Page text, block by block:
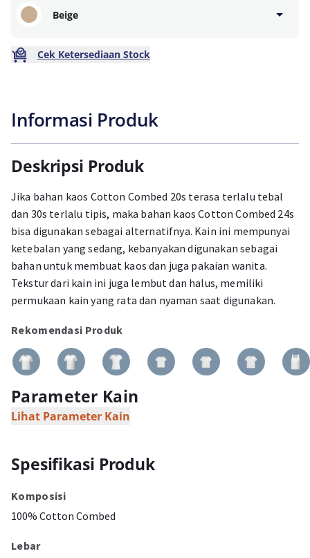
Beige
Cek Ketersediaan Stock
Informasi Produk
Deskripsi Produk
Jika bahan kaos Cotton Combed 20s terasa terlalu tebal
dan 30s terlalu tipis, maka bahan kaos Cotton Combed 24s
bisa digunakan sebagai alternatifnya. Kain ini mempunyai
ketebalan yang sedang, kebanyakan digunakan sebagai
bahan untuk membuat kaos dan juga pakaian wanita.
Tekstur dari kain ini juga lembut dan halus, memiliki
permukaan kain yang rata dan nyaman saat digunakan.
Rekomendasi Produk
Parameter Kain
Lihat Parameter Kain
Spesifikasi Produk
Komposisi
100% Cotton Combed
Lebar